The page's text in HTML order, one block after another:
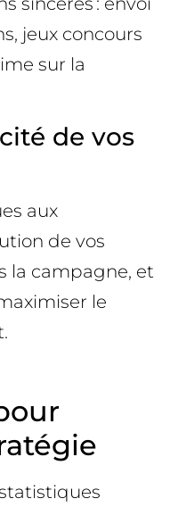
jeux concours
sur la
de vos
aux
de vos
la campagne, et
le